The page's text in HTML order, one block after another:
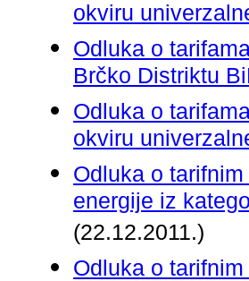
okviru
Odluka o
Brčko Distriktu
Odluka o
okviru
Odluka o
energije iz
(22.12.2011.)
Odluka o